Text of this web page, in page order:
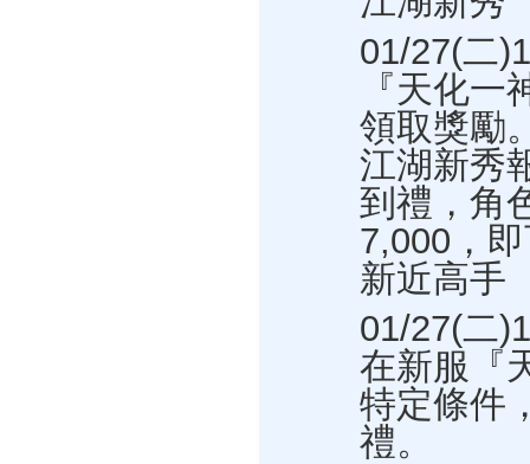
01/27(二
『天化
領取獎勵
江湖新秀
到禮，角
7,000，
新近高手
01/27(二
在新服『
特定條件
禮。